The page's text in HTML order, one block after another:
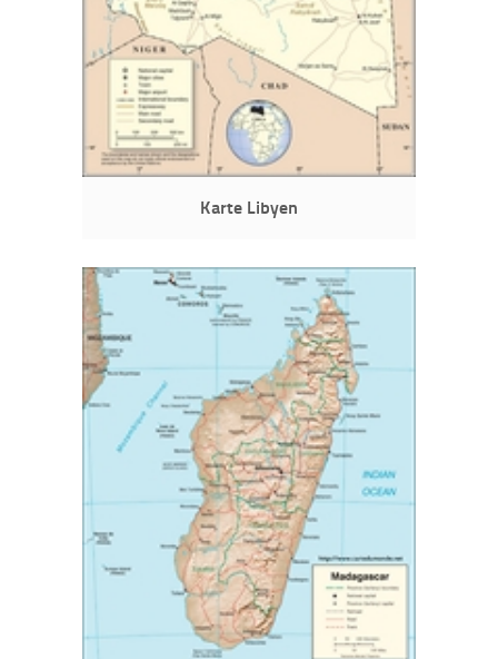
Karte Libyen